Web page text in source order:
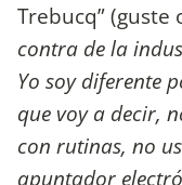
Trebucq” (guste
contra de la
Yo soy diferente
que voy a decir,
con rutinas, no
apuntador